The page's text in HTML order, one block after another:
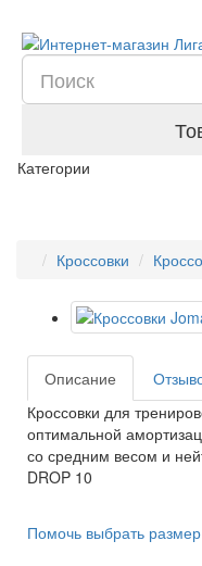
Категории
Кроссовки
Описание
Кроссовки для
оптимальной
со средним весом и
DROP 10
Помочь выбрать размер